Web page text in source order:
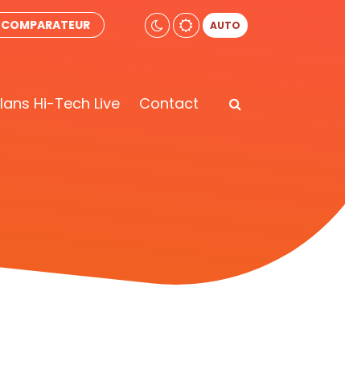
COMPARATEUR AUTO
Hi-Tech Live Contact